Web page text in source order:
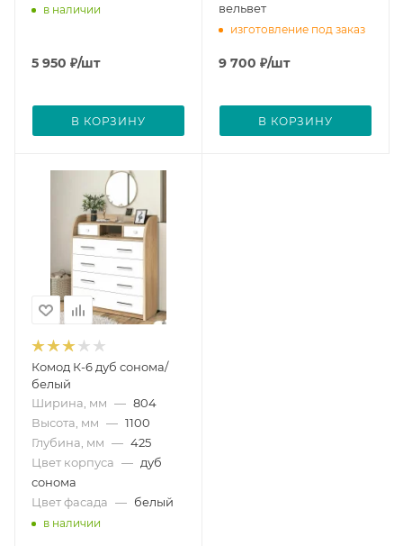
в наличии
5 950 ₽/шт
В КОРЗИНУ
вельвет
изготовление под заказ
9 700 ₽/шт
В КОРЗИНУ
Комод К-6 дуб сонома/
белый
Ширина, мм — 804
Высота, мм — 1100
Глубина, мм — 425
Цвет корпуса — дуб
сонома
Цвет фасада — белый
в наличии